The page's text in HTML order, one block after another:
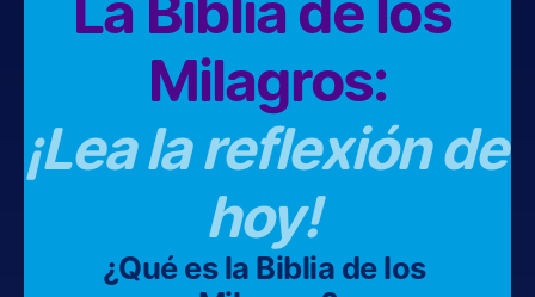
Milagros:
¡Lea la reflexión de
hoy!
¿Qué es la Biblia de los